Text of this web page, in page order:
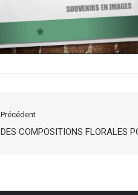
Précédent
DES COMPOSITIONS FLORALES